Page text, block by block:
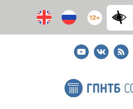
12+
YoutubeВКонтакте
RSS